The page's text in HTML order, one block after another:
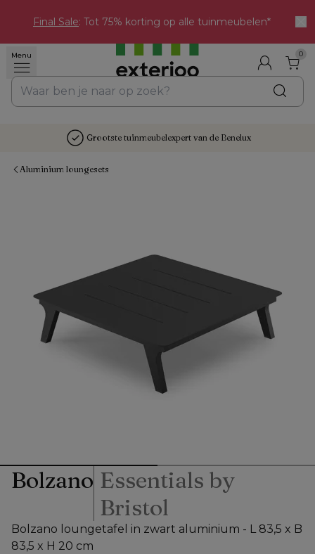
Final Sale: Tot 75% korting op alle tuinmeubelen*
Menu 0
Grootste tuinmeubelexpert van de Benelux
Aluminium loungesets
Bolzano Essentials by
Bristol
Bolzano loungetafel in zwart aluminium - L 83,5 x B
83,5 x H 20 cm